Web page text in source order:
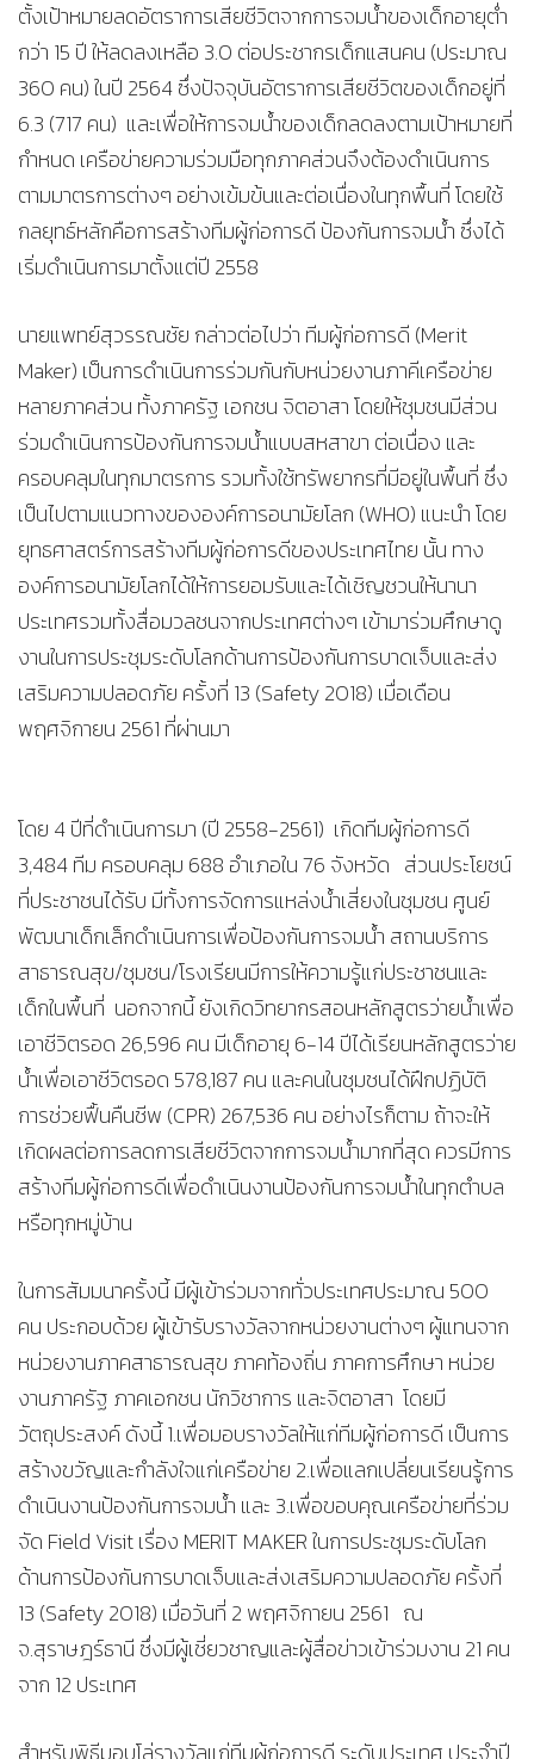
ตั้งเป้าหมายลดอัตราการเสียชีวิตจากการจมน้ำของเด็กอายุต่ำ
กว่า 15 ปี ให้ลดลงเหลือ 3.0 ต่อประชากรเด็กแสนคน (ประมาณ
360 คน) ในปี 2564 ซึ่งปัจจุบันอัตราการเสียชีวิตของเด็กอยู่ที่
6.3 (717 คน) และเพื่อให้การจมน้ำของเด็กลดลงตามเป้าหมายที่
กำหนด เครือข่ายความร่วมมือทุกภาคส่วนจึงต้องดำเนินการ
ตามมาตรการต่างๆ อย่างเข้มข้นและต่อเนื่องในทุกพื้นที่ โดยใช้
กลยุทธ์หลักคือการสร้างทีมผู้ก่อการดี ป้องกันการจมน้ำ ซึ่งได้
เริ่มดำเนินการมาตั้งแต่ปี 2558
นายแพทย์สุวรรณชัย กล่าวต่อไปว่า ทีมผู้ก่อการดี (Merit
Maker) เป็นการดำเนินการร่วมกันกับหน่วยงานภาคีเครือข่าย
หลายภาคส่วน ทั้งภาครัฐ เอกชน จิตอาสา โดยให้ชุมชนมีส่วน
ร่วมดำเนินการป้องกันการจมน้ำแบบสหสาขา ต่อเนื่อง และ
ครอบคลุมในทุกมาตรการ รวมทั้งใช้ทรัพยากรที่มีอยู่ในพื้นที่ ซึ่ง
เป็นไปตามแนวทางขององค์การอนามัยโลก (WHO) แนะนำ โดย
ยุทธศาสตร์การสร้างทีมผู้ก่อการดีของประเทศไทย นั้น ทาง
องค์การอนามัยโลกได้ให้การยอมรับและได้เชิญชวนให้นานา
ประเทศรวมทั้งสื่อมวลชนจากประเทศต่างๆ เข้ามาร่วมศึกษาดู
งานในการประชุมระดับโลกด้านการป้องกันการบาดเจ็บและส่ง
เสริมความปลอดภัย ครั้งที่ 13 (Safety 2018) เมื่อเดือน
พฤศจิกายน 2561 ที่ผ่านมา
โดย 4 ปีที่ดำเนินการมา (ปี 2558-2561) เกิดทีมผู้ก่อการดี
3,484 ทีม ครอบคลุม 688 อำเภอใน 76 จังหวัด ส่วนประโยชน์
ที่ประชาชนได้รับ มีทั้งการจัดการแหล่งน้ำเสี่ยงในชุมชน ศูนย์
พัฒนาเด็กเล็กดำเนินการเพื่อป้องกันการจมน้ำ สถานบริการ
สาธารณสุข/ชุมชน/โรงเรียนมีการให้ความรู้แก่ประชาชนและ
เด็กในพื้นที่ นอกจากนี้ ยังเกิดวิทยากรสอนหลักสูตรว่ายน้ำเพื่อ
เอาชีวิตรอด 26,596 คน มีเด็กอายุ 6-14 ปีได้เรียนหลักสูตรว่าย
น้ำเพื่อเอาชีวิตรอด 578,187 คน และคนในชุมชนได้ฝึกปฏิบัติ
การช่วยฟื้นคืนชีพ (CPR) 267,536 คน อย่างไรก็ตาม ถ้าจะให้
เกิดผลต่อการลดการเสียชีวิตจากการจมน้ำมากที่สุด ควรมีการ
สร้างทีมผู้ก่อการดีเพื่อดำเนินงานป้องกันการจมน้ำในทุกตำบล
หรือทุกหมู่บ้าน
ในการสัมมนาครั้งนี้ มีผู้เข้าร่วมจากทั่วประเทศประมาณ 500
คน ประกอบด้วย ผู้เข้ารับรางวัลจากหน่วยงานต่างๆ ผู้แทนจาก
หน่วยงานภาคสาธารณสุข ภาคท้องถิ่น ภาคการศึกษา หน่วย
งานภาครัฐ ภาคเอกชน นักวิชาการ และจิตอาสา โดยมี
วัตถุประสงค์ ดังนี้ 1.เพื่อมอบรางวัลให้แก่ทีมผู้ก่อการดี เป็นการ
สร้างขวัญและกำลังใจแก่เครือข่าย 2.เพื่อแลกเปลี่ยนเรียนรู้การ
ดำเนินงานป้องกันการจมน้ำ และ 3.เพื่อขอบคุณเครือข่ายที่ร่วม
จัด Field Visit เรื่อง MERIT MAKER ในการประชุมระดับโลก
ด้านการป้องกันการบาดเจ็บและส่งเสริมความปลอดภัย ครั้งที่
13 (Safety 2018) เมื่อวันที่ 2 พฤศจิกายน 2561 ณ
จ.สุราษฎร์ธานี ซึ่งมีผู้เชี่ยวชาญและผู้สื่อข่าวเข้าร่วมงาน 21 คน
จาก 12 ประเทศ
สำหรับพิธีมอบโล่รางวัลแก่ทีมผู้ก่อการดี ระดับประเทศ ประจำปี